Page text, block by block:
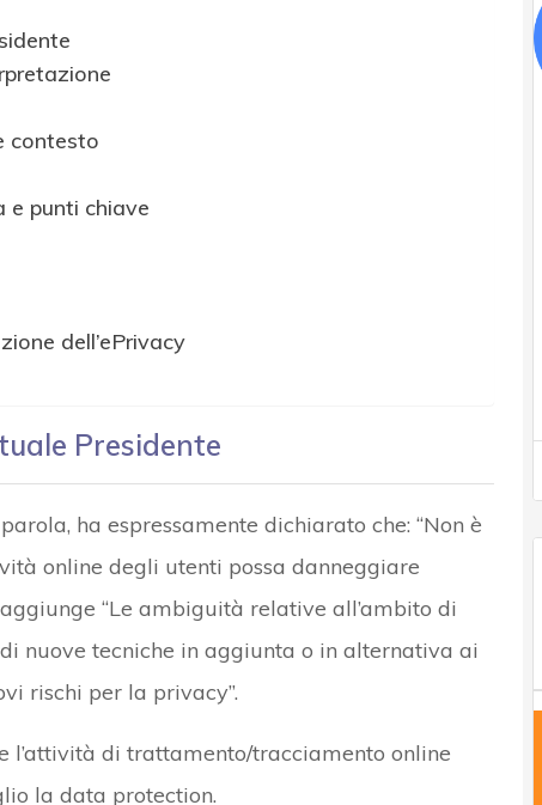
contesto
e punti chiave
dell’ePrivacy
Presidente
ha espressamente dichiarato che: “Non è
online degli utenti possa danneggiare
“Le ambiguità relative all’ambito di
nuove tecniche in aggiunta o in alternativa ai
rischi per la privacy”.
l’attività di trattamento/tracciamento online
la data protection.